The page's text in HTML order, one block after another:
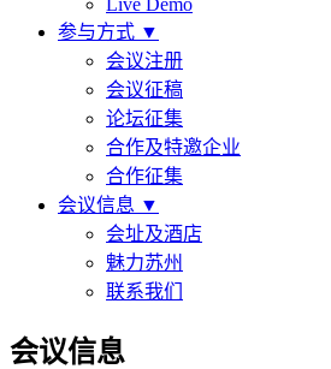
Live Demo
参与方式 ▼
会议注册
会议征稿
论坛征集
合作及特邀企业
合作征集
会议信息 ▼
会址及酒店
魅力苏州
联系我们
会议信息